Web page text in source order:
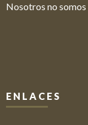
Nosotros no somos
ENLACES